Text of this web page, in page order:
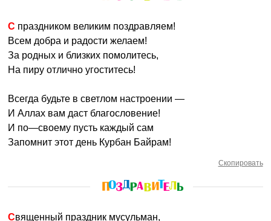
С праздником великим поздравляем!
Всем добра и радости желаем!
За родных и близких помолитесь,
На пиру отлично угоститесь!
Всегда будьте в светлом настроении —
И Аллах вам даст благословение!
И по—своему пусть каждый сам
Запомнит этот день Курбан Байрам!
Скопировать
Священный праздник мусульман,